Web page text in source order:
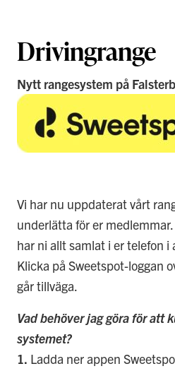
Drivingrange
Nytt rangesystem på
Vi har nu uppdaterat vårt
underlätta för er
har ni allt samlat i er telefon i
Klicka på Sweetspot-loggan
går tillväga.
Vad behöver jag göra för att
systemet?
1. Ladda ner appen